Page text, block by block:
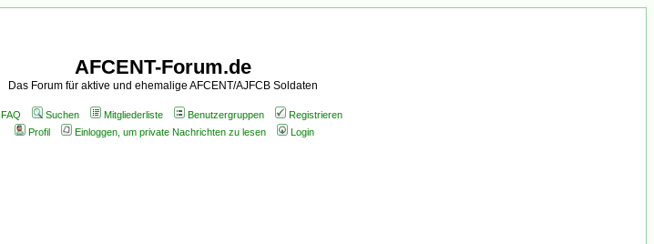
AFCENT-Forum.de
Das Forum für aktive und ehemalige AFCENT/AJFCB Soldaten
FAQ Suchen Mitgliederliste Benutzergruppen
Registrieren
Profil
Einloggen, um private Nachrichten zu lesen Login